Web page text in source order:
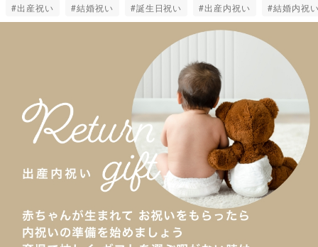
#出産祝い #結婚祝い #誕生日祝い #出産内祝い #結婚内祝